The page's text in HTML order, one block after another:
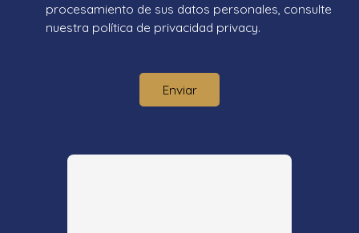
procesamiento de sus datos personales, consulte
nuestra política de privacidad privacy.
Enviar